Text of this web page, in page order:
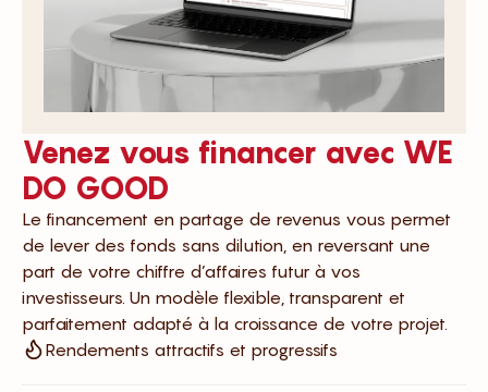
Venez vous financer avec WE
DO GOOD
Le financement en partage de revenus vous permet
de lever des fonds sans dilution, en reversant une
part de votre chiffre d’affaires futur à vos
investisseurs. Un modèle flexible, transparent et
parfaitement adapté à la croissance de votre projet.
Rendements attractifs et progressifs